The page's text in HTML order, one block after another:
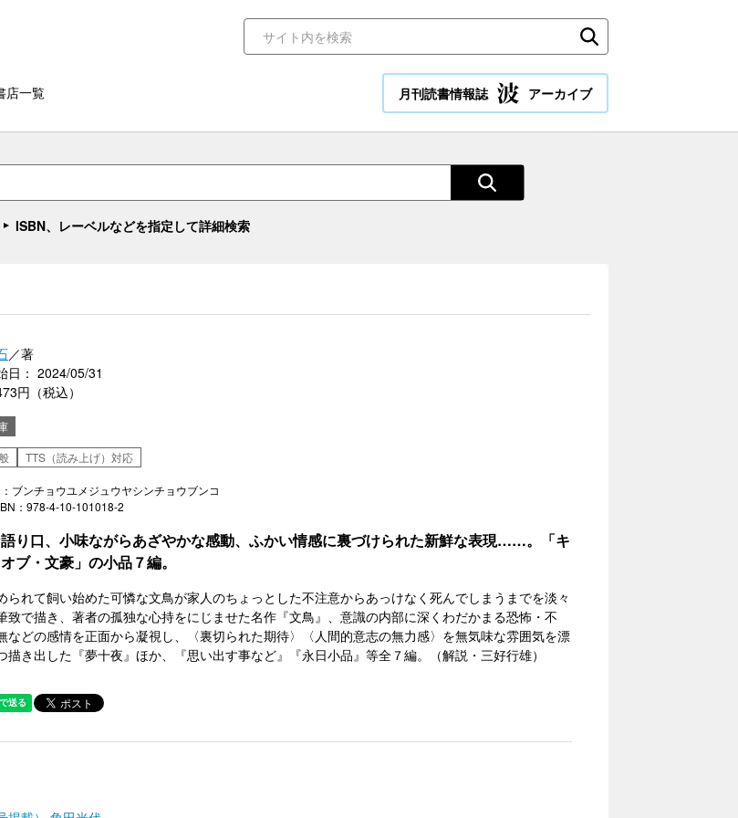
店一覧 月刊読書情報誌 アーカイブ
ISBN、レーベルなどを指定して詳細検索
／著
日： 2024/05/31
円（税込）
TTS（読み上げ）対応
ブンチョウユメジュウヤシンチョウブンコ
：978-4-10-101018-2
り口、小味ながらあざやかな感動、ふかい情感に裏づけられた新鮮な表現……。「キ
ブ・文豪」の小品７編。
られて飼い始めた可憐な文鳥が家人のちょっとした不注意からあっけなく死んでしまうまでを淡々
致で描き、著者の孤独な心持をにじませた名作『文鳥』、意識の内部に深くわだかまる恐怖・不
などの感情を正面から凝視し、〈裏切られた期待〉〈人間的意志の無力感〉を無気味な雰囲気を漂
描き出した『夢十夜』ほか、『思い出す事など』『永日小品』等全７編。（解説・三好行雄）